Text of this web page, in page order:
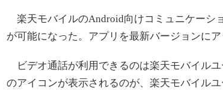
楽天モバイルのAndroid向けコミュニケーシ
が可能になった。アプリを最新バージョンに
ビデオ通話が利用できるのは楽天モバイル
のアイコンが表示されるのが、楽天モバイル